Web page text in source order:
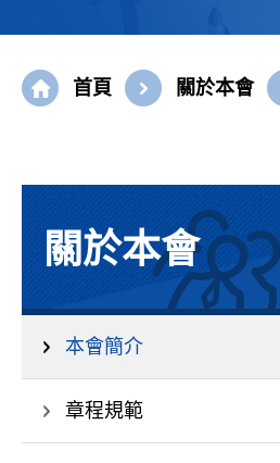
首頁 關於本會
關於本會
本會簡介
章程規範